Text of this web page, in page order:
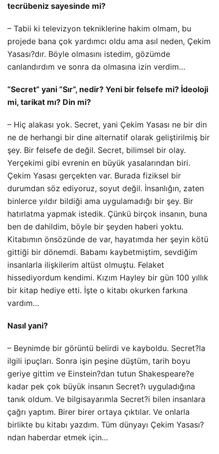
tecrübeniz sayesinde mi?
– Tabii ki televizyon tekniklerine hakim olmam, bu
projede bana çok yardımcı oldu ama asıl neden, Çekim
Yasası?dır. Böyle olmasını istedim, gözümde
canlandırdım ve sonra da olmasına izin verdim…
“Secret” yani “Sır”, nedir? Yeni bir felsefe mi? İdeoloji
mi, tarikat mı? Din mi?
– Hiç alakası yok. Secret, yani Çekim Yasası ne bir din
ne de herhangi bir dine alternatif olarak geliştirilmiş bir
şey. Bir felsefe de değil. Secret, bilimsel bir olay.
Yerçekimi gibi evrenin en büyük yasalarından biri.
Çekim Yasası gerçekten var. Burada fiziksel bir
durumdan söz ediyoruz, soyut değil. İnsanlığın, zaten
binlerce yıldır bildiği ama uygulamadığı bir şey. Bir
hatırlatma yapmak istedik. Çünkü birçok insanın, buna
ben de dahildim, böyle bir şeyden haberi yoktu.
Kitabımın önsözünde de var, hayatımda her şeyin kötü
gittiği bir dönemdi. Babamı kaybetmiştim, sevdiğim
insanlarla ilişkilerim altüst olmuştu. Felaket
hissediyordum kendimi. Kızım Hayley bir gün 100 yıllık
bir kitap hediye etti. İşte o kitabı okurken farkına
vardım…
Nasıl yani?
– Beynimde bir görüntü belirdi ve kayboldu. Secret?la
ilgili ipuçları. Sonra işin peşine düştüm, tarih boyu
geriye gittim ve Einstein?dan tutun Shakespeare?e
kadar pek çok büyük insanın Secret?ı uyguladığına
tanık oldum. Ve bilgisayarımla Secret?i bilen insanlara
çağrı yaptım. Birer birer ortaya çıktılar. Ve onlarla
birlikte bu kitabı yazdım. Tüm dünyayı Çekim Yasası?
ndan haberdar etmek için…